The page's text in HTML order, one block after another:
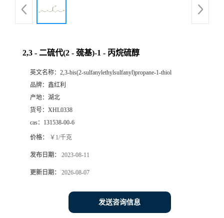
2,3 - 二硫代(2 - 巯基)-1 - 丙烷硫醇
英文名称： 2,3-bis(2-sulfanylethylsulfanyl)propane-1-thiol
品牌： 鑫红利
产地： 湖北
货号： XHL0338
cas： 131538-00-6
价格： ￥1/千克
发布日期： 2023-08-11
更新日期： 2026-08-07
发送咨询信息